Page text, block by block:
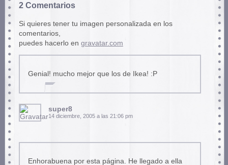
2 Comentarios
Si quieres tener tu imagen personalizada en los
comentarios,
puedes hacerlo en gravatar.com
Genial! mucho mejor que los de Ikea! :P
super8
14 diciembre, 2005 a las 21:06 pm
Enhorabuena por esta página. He llegado a ella